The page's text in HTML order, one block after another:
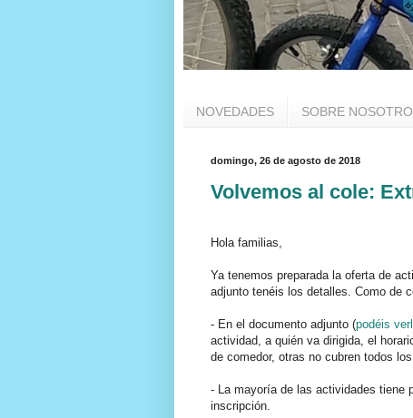
NOVEDADES SOBRE
domingo, 26 de agosto de 2018
Volvemos al cole:
Hola familias,
Ya tenemos preparada la oferta de
adjunto tenéis los detalles. Como de
- En el documento adjunto (podéis
actividad, a quién va dirigida, el
de comedor, otras no cubren todos
- La mayoría de las actividades tiene
inscripción.